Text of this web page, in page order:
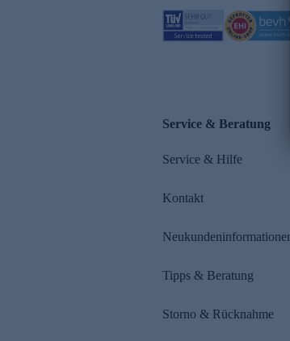
Service & Beratung
Service & Hilfe
Kontakt
Tipps & Beratung
Storno & Rücknahme